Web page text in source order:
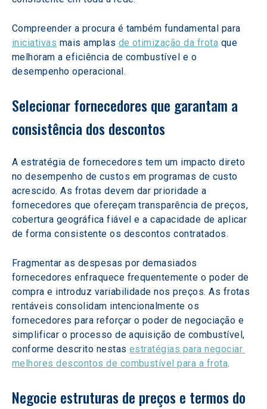
Compreender a procura é também fundamental para
iniciativas mais amplas de otimização da frota que
melhoram a eficiência de combustível e o
desempenho operacional.
Selecionar fornecedores que garantam a
consistência dos descontos
A estratégia de fornecedores tem um impacto direto
no desempenho de custos em programas de custo
acrescido. As frotas devem dar prioridade a
fornecedores que ofereçam transparência de preços,
cobertura geográfica fiável e a capacidade de aplicar
de forma consistente os descontos contratados.
Fragmentar as despesas por demasiados
fornecedores enfraquece frequentemente o poder de
compra e introduz variabilidade nos preços. As frotas
rentáveis consolidam intencionalmente os
fornecedores para reforçar o poder de negociação e
simplificar o processo de aquisição de combustível,
conforme descrito nestas estratégias para negociar
melhores descontos de combustível para a frota.
Negocie estruturas de preços e termos do